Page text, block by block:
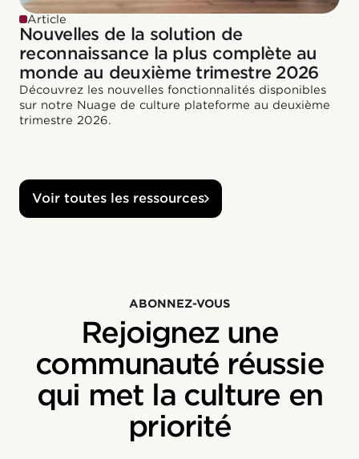
Article
Nouvelles de la solution de
reconnaissance la plus complète au
monde au deuxième trimestre 2026
Découvrez les nouvelles fonctionnalités disponibles
sur notre Nuage de culture plateforme au deuxième
trimestre 2026.
Voir toutes les ressources
ABONNEZ-VOUS
Rejoignez une
communauté réussie
qui met la culture en
priorité